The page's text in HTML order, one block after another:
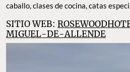
caballo, clases de cocina, catas
SITIO WEB:
MIGUEL-DE-ALLENDE